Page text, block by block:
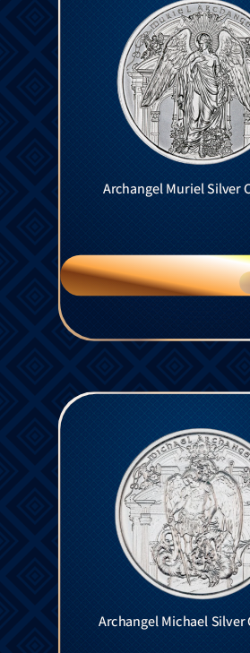
Archangel Muriel Silver
Archangel Michael Silver